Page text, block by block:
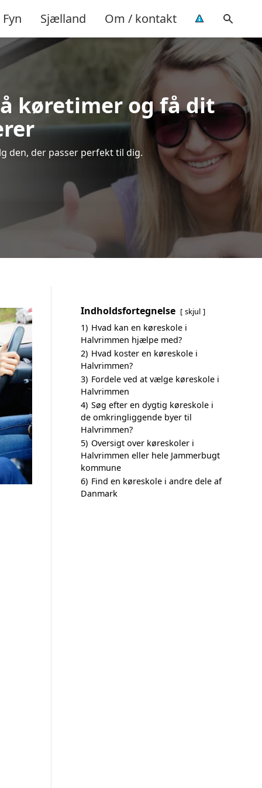
Fyn Sjælland Om / kontakt
køretimer og få dit
den, der passer perfekt til dig.
Indholdsfortegnelse skjul
1) Hvad kan en køreskole i
Halvrimmen hjælpe med?
2) Hvad koster en køreskole i
Halvrimmen?
3) Fordele ved at vælge køreskole i
Halvrimmen
4) Søg efter en dygtig køreskole i
de omkringliggende byer til
Halvrimmen?
5) Oversigt over køreskoler i
Halvrimmen eller hele Jammerbugt
kommune
6) Find en køreskole i andre dele af
Danmark